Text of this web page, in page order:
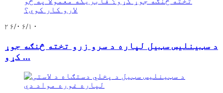
۲۶/۰۶/۱۰
د سټینلیس سټیل لپاره د سرو زرو تخته څنګه جوړ
کړو ...